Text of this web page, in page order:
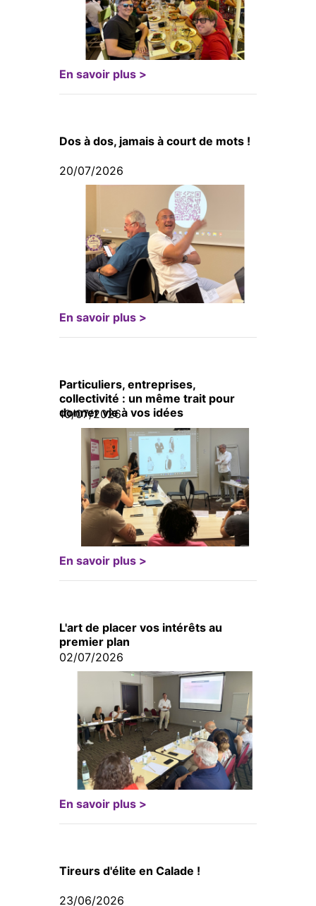
En savoir plus >
Dos à dos, jamais à court de mots !
20/07/2026
En savoir plus >
Particuliers, entreprises,
collectivité : un même trait pour
donner vie à vos idées
10/07/2026
En savoir plus >
L'art de placer vos intérêts au
premier plan
02/07/2026
En savoir plus >
Tireurs d'élite en Calade !
23/06/2026